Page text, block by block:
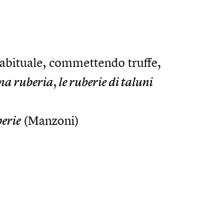
commettendo truffe,
ruberia, le ruberie di taluni
(Manzoni)